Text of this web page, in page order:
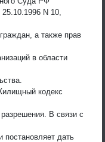
N 10,
а также прав
в области
кодекс
В связи с
постановляет дать